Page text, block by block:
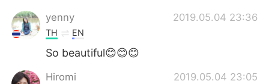
yenny 2019.05.04 23:36
TH EN
So beautiful😊😊😊
Hiromi 2019.05.04 23:05